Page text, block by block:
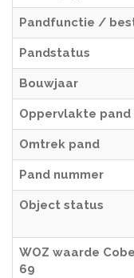
Pandfunctie /
Pandstatus
Bouwjaar
Oppervlakte pand
Omtrek pand
Pand nummer
Object status
WOZ waarde
69